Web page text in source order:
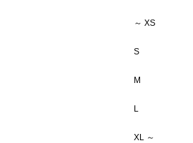
～ XS
S
M
L
XL ～